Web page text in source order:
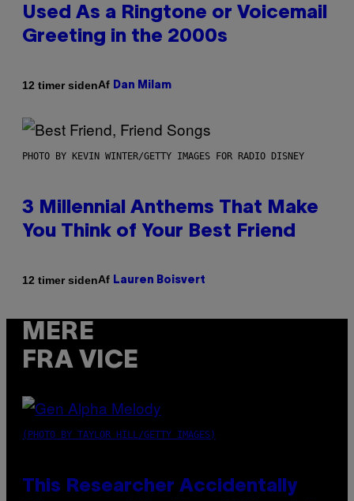
Used As a Ringtone or Voicemail
Greeting in the 2000s
12 timer sidenAf Dan Milam
PHOTO BY KEVIN WINTER/GETTY IMAGES FOR RADIO DISNEY
3 Millennial Anthems That Make
You Think of Your Best Friend
12 timer sidenAf Lauren Boisvert
MERE
FRA VICE
(PHOTO BY TAYLOR HILL/GETTY IMAGES)
This Researcher Accidentally